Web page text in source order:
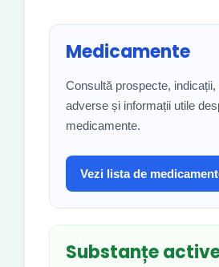
Medicamente
Consultă prospecte, indicații,
adverse și informații utile
medicamente.
Vezi lista de
Substanțe